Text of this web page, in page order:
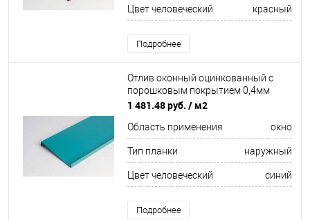
Цвет человеческий красный
Подробнее
Отлив оконный оцинкованный c
порошковым покрытием 0,4мм
ширина более 625 мм RAL 5021
1 481.48 руб. / м2
Область применения окно
Тип планки наружный
Цвет человеческий синий
Подробнее